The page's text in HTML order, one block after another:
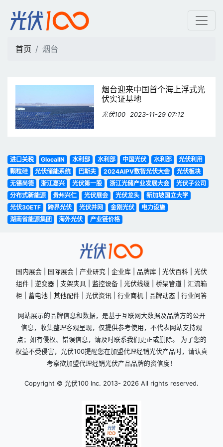
烟台 | 光伏100
首页 烟台
烟台迎来中国首个海上浮式光
伏实证基地
光伏100 2023-11-29 07:12
进口关税 GlocalIN 水利部 水利部 中国光伏 水利部
光伏利用
颗粒硅
光伏储能系统 巴斯夫 2024AIPV数智光伏大会
光伏板块
无锡尚德
浙江嘉兴 光伏第一股 浙江光储产业发展大会
光伏子公司
分布式新能源
贵州兴仁 光伏展会 光伏龙头
新加坡国立大学
光伏30ETF
跨界光伏 光伏并网 金刚光伏
电力设施
湖南省能源集团
海外光伏 产业链价格
国内展会 国际展会 产业研究 企业库 品牌库 光伏百科
光伏
组件
逆变器 支架夹具 监控设备 光伏线缆 桥架管道
汇流箱
柜
蓄电池 其他配件 光伏资讯 行业商机 品牌动态 行业问答
网站展示的品牌信息和数据，是基于互联网大数据及品牌方的公开
信息，收集整理客观呈现，仅提供参考使用，不代表网站支持观
点；如有侵权、错误信息，请及时联系我们更正或删除。 为了您的
权益不受侵害，光伏100提醒您在加盟代理经销光伏产品时，请认真
考察欲加盟代理经销光伏产品品牌的资信度！
Copyright © 光伏100 Inc. 2013- 2026 All rights reserved.